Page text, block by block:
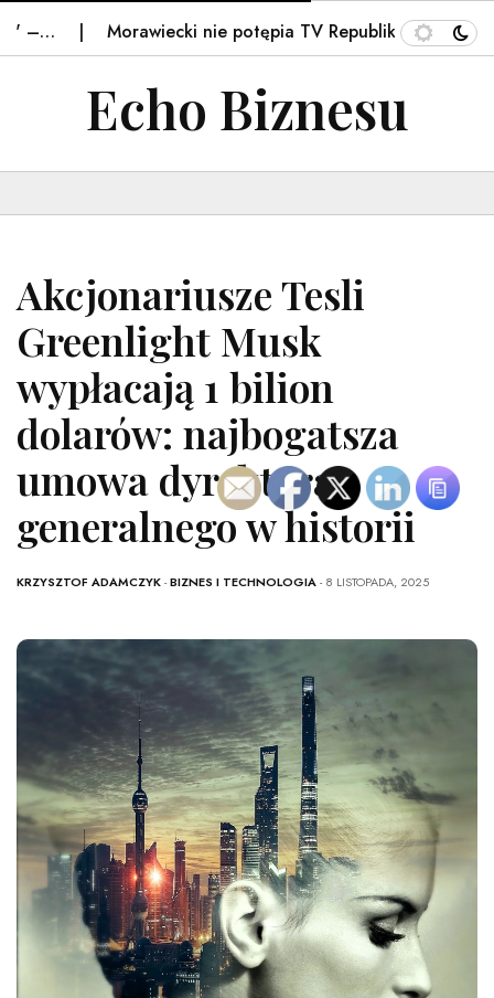
Morawiecki nie potępia TV Republika. "Spływa po
Echo Biznesu
Akcjonariusze Tesli
Greenlight Musk
wypłacają 1 bilion
dolarów: najbogatsza
umowa dyrektora
generalnego w historii
KRZYSZTOF ADAMCZYK-BIZNES I TECHNOLOGIA- 8 LISTOPADA, 2025